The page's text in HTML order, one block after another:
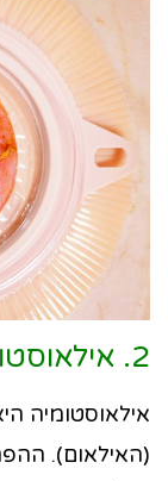
2. אילאוסטומיה
אילאוסטומיה
(האילאום).